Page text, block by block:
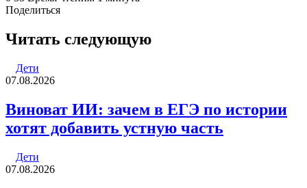
Поделиться
через
электронную
Читать следующую
Дети
07.08.2026
Виноват ИИ: зачем в ЕГЭ по истории
хотят добавить устную часть
Дети
07.08.2026